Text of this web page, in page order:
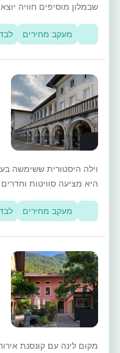
שבמלון מוסיפים חוויה
מעקב מחירים
וילה היסטורית ששימשה
היא מציעה סוויטות
מעקב מחירים
מקום לינה עם קונסנת